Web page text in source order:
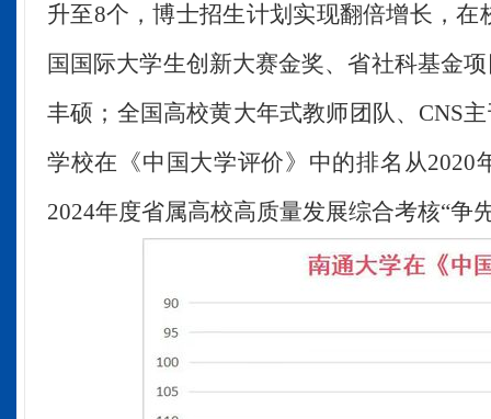
升至8个，博士招生计划实现翻倍增长，在
国国际大学生创新大赛金奖、省社科基金
丰硕 ；全国高校黄大年式教师团队、 CNS
学校在《中国大学评价》中的排名 从2020
2024年度省属高校高质量发展综合考核“争